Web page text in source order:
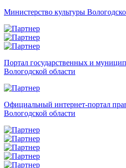
Министерство культуры
Портал государственных и
Вологодской области
Официальный интернет-портал
Вологодской области